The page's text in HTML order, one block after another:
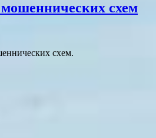
схем
схем.